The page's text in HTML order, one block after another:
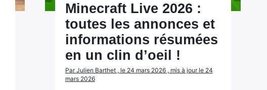
Minecraft Live 2026 :
toutes les annonces et
informations résumées
en un clin d’oeil !
Par Julien Barthet , le 24 mars 2026 , mis à jour le 24
mars 2026